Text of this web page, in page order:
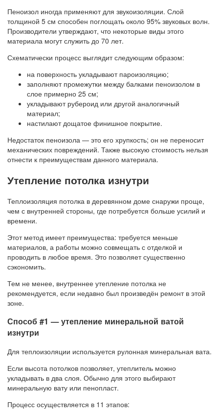
Пеноизол иногда применяют для звукоизоляции. Слой
толщиной 5 см способен поглощать около 95% звуковых волн.
Производители утверждают, что некоторые виды этого
материала могут служить до 70 лет.
Схематически процесс выглядит следующим образом:
на поверхность укладывают пароизоляцию;
заполняют промежутки между балками пеноизолом в
слое примерно 25 см;
укладывают рубероид или другой аналогичный
материал;
настилают дощатое финишное покрытие.
Недостаток пеноизола — это его хрупкость; он не переносит
механических повреждений. Также высокую стоимость нельзя
отнести к преимуществам данного материала.
Утепление потолка изнутри
Теплоизоляция потолка в деревянном доме снаружи проще,
чем с внутренней стороны, где потребуется больше усилий и
времени.
Этот метод имеет преимущества: требуется меньше
материалов, а работы можно совмещать с отделкой и
проводить в любое время. Это позволяет существенно
сэкономить.
Тем не менее, внутреннее утепление потолка не
рекомендуется, если недавно был произведён ремонт в этой
зоне.
Способ #1 — утепление минеральной ватой
изнутри
Для теплоизоляции используется рулонная минеральная вата.
Если высота потолков позволяет, утеплитель можно
укладывать в два слоя. Обычно для этого выбирают
минеральную вату или пенопласт.
Процесс осуществляется в 11 этапов: